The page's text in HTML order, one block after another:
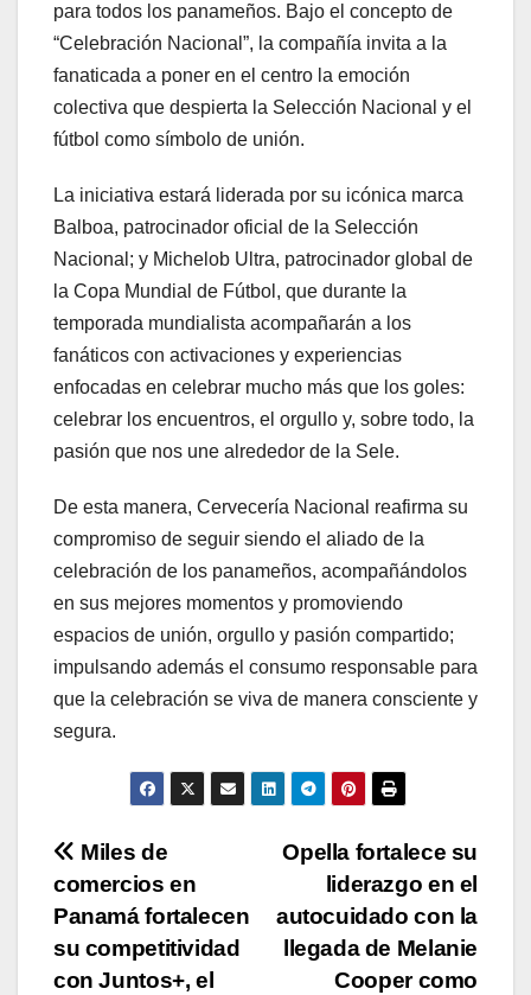
para todos los panameños. Bajo el concepto de
“Celebración Nacional”, la compañía invita a la
fanaticada a poner en el centro la emoción
colectiva que despierta la Selección Nacional y el
fútbol como símbolo de unión.
La iniciativa estará liderada por su icónica marca
Balboa, patrocinador oficial de la Selección
Nacional; y Michelob Ultra, patrocinador global de
la Copa Mundial de Fútbol, que durante la
temporada mundialista acompañarán a los
fanáticos con activaciones y experiencias
enfocadas en celebrar mucho más que los goles:
celebrar los encuentros, el orgullo y, sobre todo, la
pasión que nos une alrededor de la Sele.
De esta manera, Cervecería Nacional reafirma su
compromiso de seguir siendo el aliado de la
celebración de los panameños, acompañándolos
en sus mejores momentos y promoviendo
espacios de unión, orgullo y pasión compartido;
impulsando además el consumo responsable para
que la celebración se viva de manera consciente y
segura.
Navegación
de
entradas
Opella fortalece su
liderazgo en el
autocuidado con la
llegada de Melanie
Cooper como
Miles de
comercios en
Panamá fortalecen
su competitividad
con Juntos+, el